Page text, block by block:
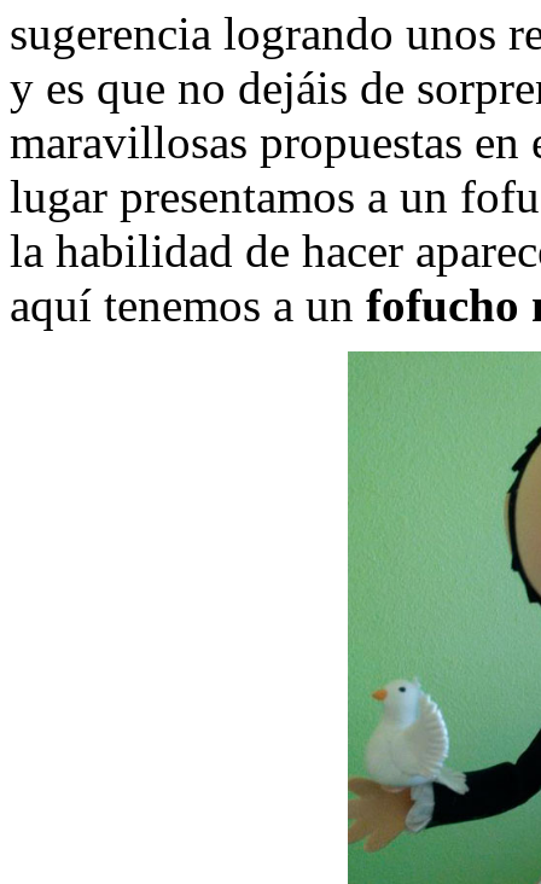
sugerencia logrando unos
y es que no dejáis de
maravillosas propuestas
lugar presentamos a un
la habilidad de hacer
aquí tenemos a un fofucho